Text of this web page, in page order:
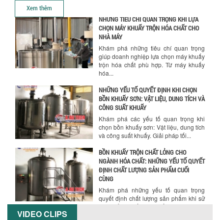
Xem thêm
NHỮNG TIÊU CHÍ QUAN TRỌNG KHI LỰA
CHỌN MÁY KHUẤY TRỘN HÓA CHẤT CHO
NHÀ MÁY
Khám phá những tiêu chí quan trọng
giúp doanh nghiệp lựa chọn máy khuấy
trộn hóa chất phù hợp. Từ máy khuấy
hóa...
NHỮNG YẾU TỐ QUYẾT ĐỊNH KHI CHỌN
BỒN KHUẤY SƠN: VẬT LIỆU, DUNG TÍCH VÀ
CÔNG SUẤT KHUẤY
Khám phá các yếu tố quan trọng khi
chọn bồn khuấy sơn: Vật liệu, dung tích
và công suất khuấy. Giải pháp tối...
BỒN KHUẤY TRỘN CHẤT LỎNG CHO
NGÀNH HÓA CHẤT: NHỮNG YẾU TỐ QUYẾT
ĐỊNH CHẤT LƯỢNG SẢN PHẨM CUỐI
CÙNG
Khám phá những yếu tố quan trọng
quyết định chất lượng sản phẩm khi sử
dụng bồn khuấy trộn chất lỏng trong...
VIDEO CLIPS